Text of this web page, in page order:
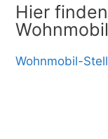
Hier
Wohnmobil-